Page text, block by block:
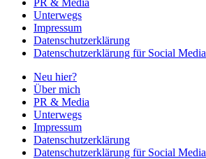
Unterwegs
Impressum
Datenschutzerklärung
Datenschutzerklärung für Social Media
Neu hier?
Über mich
PR & Media
Unterwegs
Impressum
Datenschutzerklärung
Datenschutzerklärung für Social Media